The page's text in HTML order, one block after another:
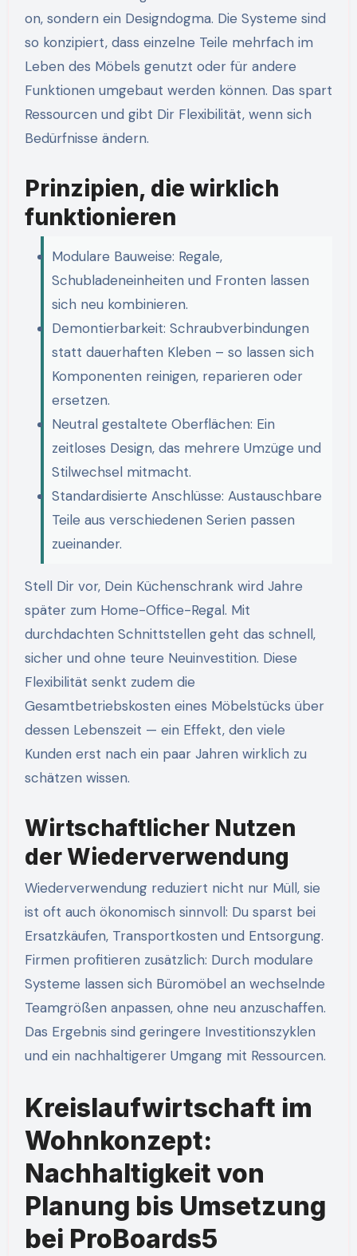
on, sondern ein Designdogma. Die Systeme sind
so konzipiert, dass einzelne Teile mehrfach im
Leben des Möbels genutzt oder für andere
Funktionen umgebaut werden können. Das spart
Ressourcen und gibt Dir Flexibilität, wenn sich
Bedürfnisse ändern.
Prinzipien, die wirklich
funktionieren
Modulare Bauweise: Regale,
Schubladeneinheiten und Fronten lassen
sich neu kombinieren.
Demontierbarkeit: Schraubverbindungen
statt dauerhaften Kleben – so lassen sich
Komponenten reinigen, reparieren oder
ersetzen.
Neutral gestaltete Oberflächen: Ein
zeitloses Design, das mehrere Umzüge und
Stilwechsel mitmacht.
Standardisierte Anschlüsse: Austauschbare
Teile aus verschiedenen Serien passen
zueinander.
Stell Dir vor, Dein Küchenschrank wird Jahre
später zum Home-Office-Regal. Mit
durchdachten Schnittstellen geht das schnell,
sicher und ohne teure Neuinvestition. Diese
Flexibilität senkt zudem die
Gesamtbetriebskosten eines Möbelstücks über
dessen Lebenszeit — ein Effekt, den viele
Kunden erst nach ein paar Jahren wirklich zu
schätzen wissen.
Wirtschaftlicher Nutzen
der Wiederverwendung
Wiederverwendung reduziert nicht nur Müll, sie
ist oft auch ökonomisch sinnvoll: Du sparst bei
Ersatzkäufen, Transportkosten und Entsorgung.
Firmen profitieren zusätzlich: Durch modulare
Systeme lassen sich Büromöbel an wechselnde
Teamgrößen anpassen, ohne neu anzuschaffen.
Das Ergebnis sind geringere Investitionszyklen
und ein nachhaltigerer Umgang mit Ressourcen.
Kreislaufwirtschaft im
Wohnkonzept:
Nachhaltigkeit von
Planung bis Umsetzung
bei ProBoards5